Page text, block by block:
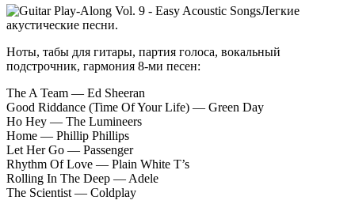
Легкие
акустические песни.
Ноты, табы для гитары, партия голоса, вокальный
подстрочник, гармония 8-ми песен:
The A Team — Ed Sheeran
Good Riddance (Time Of Your Life) — Green Day
Ho Hey — The Lumineers
Home — Phillip Phillips
Let Her Go — Passenger
Rhythm Of Love — Plain White T’s
Rolling In The Deep — Adele
The Scientist — Coldplay